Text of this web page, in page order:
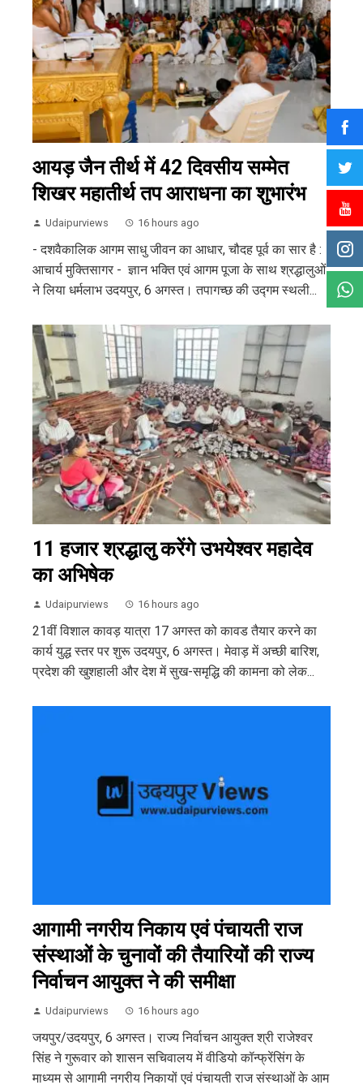
आयड़ जैन तीर्थ में 42 दिवसीय सम्मेत
शिखर महातीर्थ तप आराधना का शुभारंभ
Udaipurviews 16 hours ago
- दशवैकालिक आगम साधु जीवन का आधार, चौदह पूर्व का सार है :
आचार्य मुक्तिसागर - ज्ञान भक्ति एवं आगम पूजा के साथ श्रद्धालुओं
ने लिया धर्मलाभ उदयपुर, 6 अगस्त। तपागच्छ की उद्गम स्थली...
11 हजार श्रद्धालु करेंगे उभयेश्वर महादेव
का अभिषेक
Udaipurviews 16 hours ago
21वीं विशाल कावड़ यात्रा 17 अगस्त को कावड तैयार करने का
कार्य युद्ध स्तर पर शुरू उदयपुर, 6 अगस्त। मेवाड़ में अच्छी बारिश,
प्रदेश की खुशहाली और देश में सुख-समृद्धि की कामना को लेक...
आगामी नगरीय निकाय एवं पंचायती राज
संस्थाओं के चुनावों की तैयारियों की राज्य
निर्वाचन आयुक्त ने की समीक्षा
Udaipurviews 16 hours ago
जयपुर/उदयपुर, 6 अगस्त। राज्य निर्वाचन आयुक्त श्री राजेश्वर
सिंह ने गुरूवार को शासन सचिवालय में वीडियो कॉन्फ्रेंसिंग के
माध्यम से आगामी नगरीय निकायों एवं पंचायती राज संस्थाओं के आम